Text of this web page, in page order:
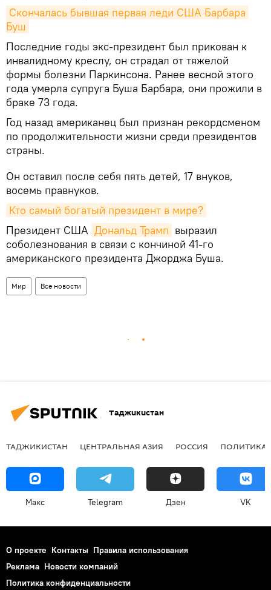
Скончалась бывшая первая леди США Барбара
Буш
Последние годы экс-президент был прикован к
инвалидному креслу, он страдал от тяжелой
формы болезни Паркинсона. Ранее весной этого
года умерла супруга Буша Барбара, они прожили в
браке 73 года.
Год назад американец был признан рекордсменом
по продолжительности жизни среди президентов
страны.
Он оставил после себя пять детей, 17 внуков,
восемь правнуков.
Кто самый богатый президент в мире?
Президент США Дональд Трамп выразил
соболезнования в связи с кончиной 41-го
американского президента Джорджа Буша.
Мир Все новости
Таджикистан
ТАДЖИКИСТАН ЦЕНТРАЛЬНАЯ АЗИЯ РОССИЯ ПОЛИТИКА
Макс Telegram Дзен VK
О проекте Контакты Правила использования
Реклама Новости компаний
Политика конфиденциальности